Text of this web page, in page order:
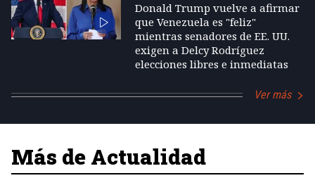
Donald Trump vuelve a afirmar
que Venezuela es "feliz"
mientras senadores de EE. UU.
exigen a Delcy Rodríguez
elecciones libres e inmediatas
Ver más
Más de Actualidad